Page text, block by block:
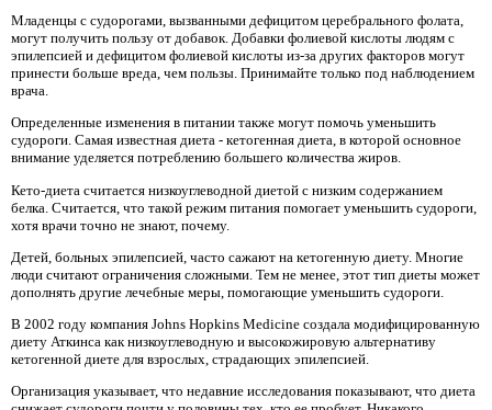
Младенцы с судорогами, вызванными дефицитом церебрального фолата,
могут получить пользу от добавок. Добавки фолиевой кислоты людям с
эпилепсией и дефицитом фолиевой кислоты из-за других факторов могут
принести больше вреда, чем пользы. Принимайте только под наблюдением
врача.
Определенные изменения в питании также могут помочь уменьшить
судороги. Самая известная диета - кетогенная диета, в которой основное
внимание уделяется потреблению большего количества жиров.
Кето-диета считается низкоуглеводной диетой с низким содержанием
белка. Считается, что такой режим питания помогает уменьшить судороги,
хотя врачи точно не знают, почему.
Детей, больных эпилепсией, часто сажают на кетогенную диету. Многие
люди считают ограничения сложными. Тем не менее, этот тип диеты может
дополнять другие лечебные меры, помогающие уменьшить судороги.
В 2002 году компания Johns Hopkins Medicine создала модифицированную
диету Аткинса как низкоуглеводную и высокожировую альтернативу
кетогенной диете для взрослых, страдающих эпилепсией.
Организация указывает, что недавние исследования показывают, что диета